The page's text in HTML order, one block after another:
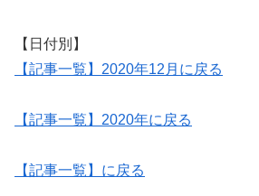
【日付別】
【記事一覧】2020年12月に戻る
【記事一覧】2020年に戻る
【記事一覧】に戻る